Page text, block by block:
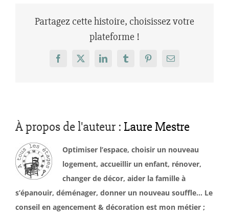
Partagez cette histoire, choisissez votre
plateforme !
Facebook
X LinkedInTumblrPinterestEmail
À propos de l'auteur : Laure Mestre
Optimiser l’espace, choisir un nouveau
logement, accueillir un enfant, rénover,
changer de décor, aider la famille à
s’épanouir, déménager, donner un nouveau souffle… Le
conseil en agencement & décoration est mon métier ;